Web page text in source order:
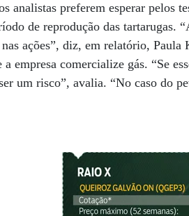
analistas preferem esperar pelos
de reprodução das tartarugas.
ações”, diz, em relatório,
empresa comercialize gás. “Se
um risco”, avalia. “No caso do